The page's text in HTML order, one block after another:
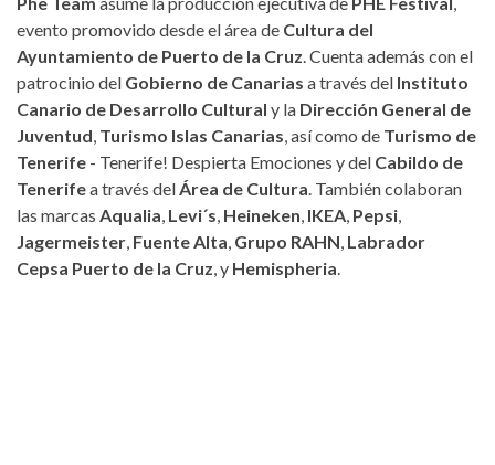
evento promovido desde el área de Cultura del
Ayuntamiento de Puerto de la Cruz. Cuenta además con el
patrocinio del Gobierno de Canarias a través del Instituto
Canario de Desarrollo Cultural y la Dirección General de
Juventud, Turismo Islas Canarias, así como de Turismo de
Tenerife - Tenerife! Despierta Emociones y del Cabildo de
Tenerifea través delÁrea de Cultura. También colaboran
las marcas Aqualia, Levi´s, Heineken, IKEA, Pepsi,
Jagermeister, Fuente Alta, Grupo RAHN, Labrador
Cepsa Puerto de la Cruz, y Hemispheria.